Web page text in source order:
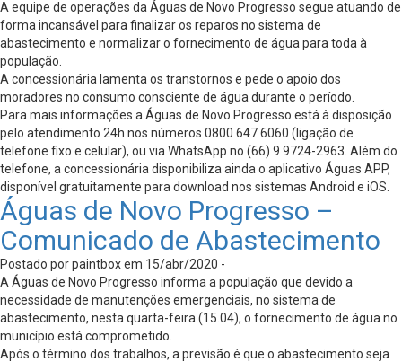
A equipe de operações da Águas de Novo Progresso segue atuando de
forma incansável para finalizar os reparos no sistema de
abastecimento e normalizar o fornecimento de água para toda à
população.
A concessionária lamenta os transtornos e pede o apoio dos
moradores no consumo consciente de água durante o período.
Para mais informações a Águas de Novo Progresso está à disposição
pelo atendimento 24h nos números 0800 647 6060 (ligação de
telefone fixo e celular), ou via WhatsApp no (66) 9 9724-2963. Além do
telefone, a concessionária disponibiliza ainda o aplicativo Águas APP,
disponível gratuitamente para download nos sistemas Android e iOS.
Águas de Novo Progresso –
Comunicado de Abastecimento
Postado por paintbox em 15/abr/2020 -
A Águas de Novo Progresso informa a população que devido a
necessidade de manutenções emergenciais, no sistema de
abastecimento, nesta quarta-feira (15.04), o fornecimento de água no
município está comprometido.
Após o término dos trabalhos, a previsão é que o abastecimento seja